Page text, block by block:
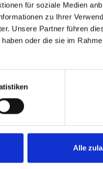
für soziale Medien
zu Ihrer
Unsere Partner führen
oder die sie im
Alle
Erhard-Segitz-Straßeund
Daten Ihres Objektes
mit Ihnen